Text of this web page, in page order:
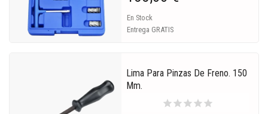
En Stock
Entrega GRATIS
Lima Para Pinzas De Freno. 150
Mm.
starstarstarstarstar